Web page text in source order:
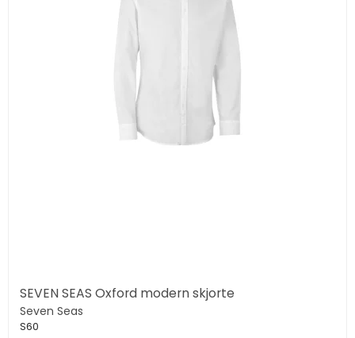
SEVEN SEAS Oxford modern skjorte
Seven Seas
S60